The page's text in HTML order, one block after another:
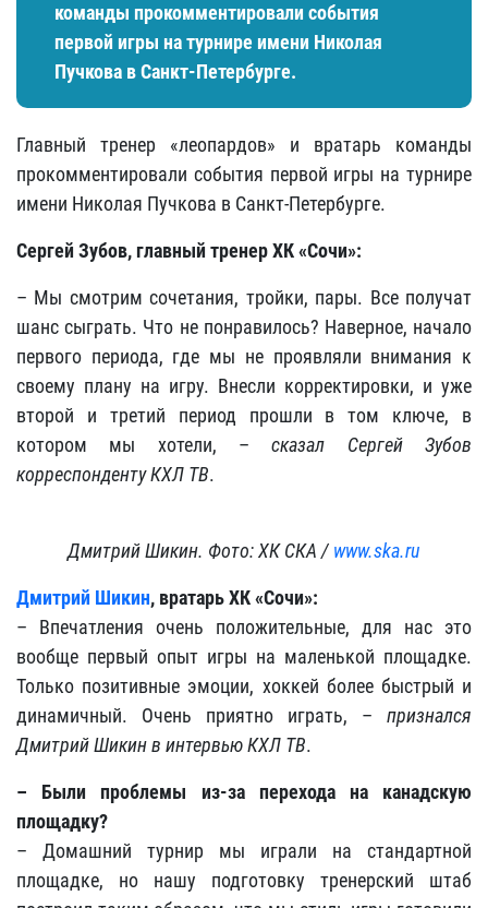
команды прокомментировали события
первой игры на турнире имени Николая
Пучкова в Санкт-Петербурге.
Главный тренер «леопардов» и вратарь команды
прокомментировали события первой игры на турнире
имени Николая Пучкова в Санкт-Петербурге.
Сергей Зубов, главный тренер ХК «Сочи»:
– Мы смотрим сочетания, тройки, пары. Все получат
шанс сыграть. Что не понравилось? Наверное, начало
первого периода, где мы не проявляли внимания к
своему плану на игру. Внесли корректировки, и уже
второй и третий период прошли в том ключе, в
котором мы хотели, –сказал Сергей Зубов
корреспонденту КХЛ ТВ.
Дмитрий Шикин. Фото: ХК СКА / www.ska.ru
Дмитрий Шикин, вратарь ХК «Сочи»:
– Впечатления очень положительные, для нас это
вообще первый опыт игры на маленькой площадке.
Только позитивные эмоции, хоккей более быстрый и
динамичный. Очень приятно играть, – признался
Дмитрий Шикин в интервью КХЛ ТВ.
– Были проблемы из-за перехода на канадскую
площадку?
– Домашний турнир мы играли на стандартной
площадке, но нашу подготовку тренерский штаб